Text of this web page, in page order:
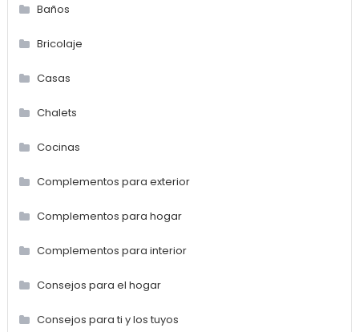
Baños
Bricolaje
Casas
Chalets
Cocinas
Complementos para exterior
Complementos para hogar
Complementos para interior
Consejos para el hogar
Consejos para ti y los tuyos